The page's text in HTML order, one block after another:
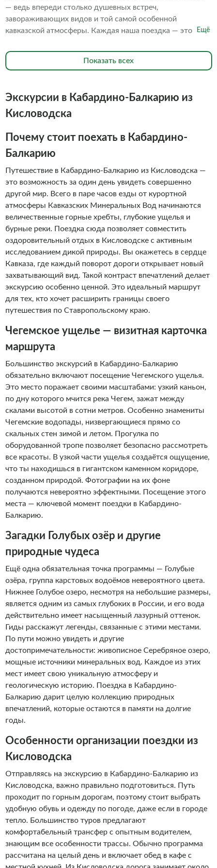
— ведь впереди столько душевных встреч,
завораживающих видов и той самой особенной
кавказской атмосферы. Каждая наша поездка — это
искренняя забота о каждом госте. Наши гиды с
радостью поделятся уникальными историями, покажут
индивидуальный тур или дружная компания — мы всегда
делаем всё с любовью и вниманием к деталям.
Ещё
Показать всех
Экскурсии в Кабардино-Балкарию из
Кисловодска
Почему стоит поехать в Кабардино-
Балкарию
Путешествие в Кабардино-Балкарию из Кисловодска —
это возможность за один день увидеть совершенно
другой мир. Всего в паре часов езды от курортной
атмосферы Кавказских Минеральных Вод начинаются
величественные горные хребты, глубокие ущелья и
бурные реки. Поездка сюда позволяет совместить
оздоровительный отдых в Кисловодске с активным
исследованием дикой природы. Вы окажетесь в сердце
Кавказа, где каждый поворот дороги открывает новый
захватывающий вид. Такой контраст впечатлений делает
экскурсию особенно ценной. Это идеальный маршрут
для тех, кто хочет расширить границы своего
путешествия по Ставропольскому краю.
Чегемское ущелье — визитная карточка
маршрута
Большинство экскурсий в Кабардино-Балкарию
обязательно включают посещение Чегемского ущелья.
Это место поражает своими масштабами: узкий каньон,
по дну которого мчится река Чегем, зажат между
скалами высотой в сотни метров. Особенно знамениты
Чегемские водопады, низвергающиеся прямо со
скальных стен зимой и летом. Прогулка по
оборудованной тропе позволяет безопасно рассмотреть
все красоты. В узкой части ущелья создаётся ощущение,
что ты находишься в гигантском каменном коридоре,
созданном природой. Фотографии на их фоне
получаются невероятно эффектными. Посещение этого
места — ключевой момент поездки в Кабардино-
Балкарию.
Загадки Голубых озёр и другие
природные чудеса
Ещё одна обязательная точка программы — Голубые
озёра, группа карстовых водоёмов невероятного цвета.
Нижнее Голубое озеро, несмотря на небольшие размеры,
является одним из самых глубоких в России, и его вода
действительно имеет насыщенный лазурный оттенок.
Гиды расскажут легенды, связанные с этими местами.
По пути можно увидеть и другие
достопримечательности: живописное Серебряное озеро,
мощные источники минеральных вод. Каждое из этих
мест имеет свою уникальную атмосферу и
геологическую историю. Поездка в Кабардино-
Балкарию дарит целую коллекцию природных
впечатлений, которые остаются в памяти на долгие
годы.
Особенности организации поездки из
Кисловодска
Отправляясь на экскурсию в Кабардино-Балкарию из
Кисловодска, важно правильно подготовиться. Путь
проходит по горным дорогам, поэтому стоит выбрать
удобную обувь и одежду по погоде, даже если в городе
тепло. Большинство туров предлагают
комфортабельный трансфер с опытным водителем,
знающим все особенности трассы. Обычно программа
рассчитана на целый день и включает обед в кафе с